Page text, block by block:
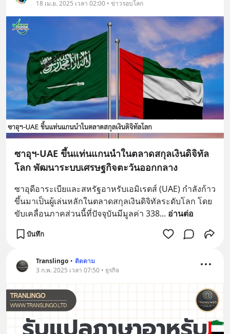
18 เม.ย. 2025 เวลา 02:00 • ข่าวรอบโลก
ซาอุฯ-UAE ขึ้นแท่นแกนนำในตลาดสกุลเงินดิจิทัล
โลก พัฒนาระบบเศรษฐกิจตะวันออกกลาง
ซาอุดีอาระเบียและสหรัฐอาหรับเอมิเรตส์ (UAE) กำลังก้าว
ขึ้นมาเป็นผู้เล่นหลักในตลาดสกุลเงินดิจิทัลระดับโลก โดย
ขับเคลื่อนภาคส่วนนี้ที่ปัจจุบันมีมูลค่า 338... อ่านต่อ
บันทึก
Translingo • ติดตาม
3 ก.พ. 2025 เวลา 07:50 • ธุรกิจ